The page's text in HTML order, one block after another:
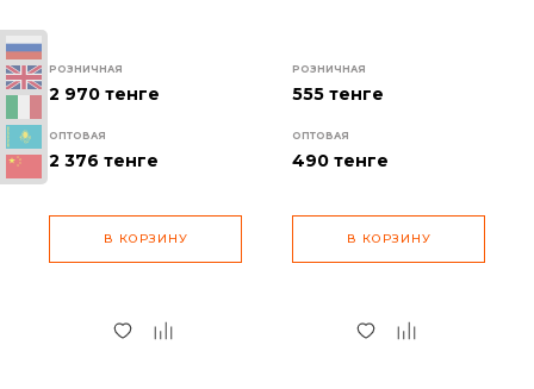
РОЗНИЧНАЯ
2 970 тенге
ОПТОВАЯ
2 376 тенге
В КОРЗИНУ
РОЗНИЧНАЯ
555 тенге
ОПТОВАЯ
490 тенге
В КОРЗИНУ